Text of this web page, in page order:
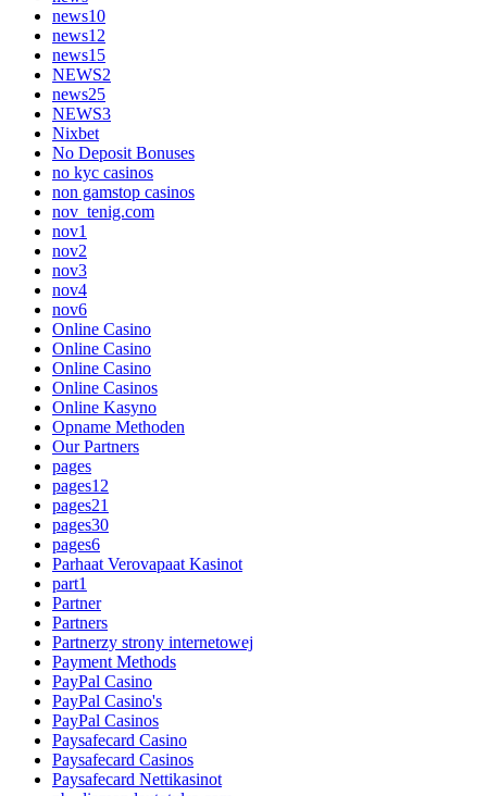
news10
news12
news15
NEWS2
news25
NEWS3
Nixbet
No Deposit Bonuses
no kyc casinos
non gamstop casinos
nov_tenig.com
nov1
nov2
nov3
nov4
nov6
Online Casino
Online Casino
Online Casino
Online Casinos
Online Kasyno
Opname Methoden
Our Partners
pages
pages12
pages21
pages30
pages6
Parhaat Verovapaat Kasinot
part1
Partner
Partners
Partnerzy strony internetowej
Payment Methods
PayPal Casino
PayPal Casino's
PayPal Casinos
Paysafecard Casino
Paysafecard Casinos
Paysafecard Nettikasinot